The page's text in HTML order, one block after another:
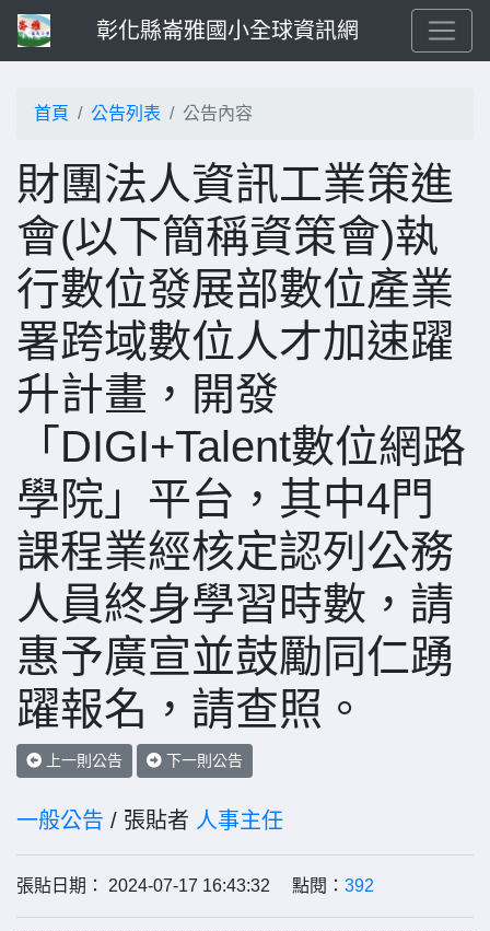
彰化縣崙雅國小全球資訊網
首頁 公告列表 公告內容
財團法人資訊工業策進
會(以下簡稱資策會)執
行數位發展部數位產業
署跨域數位人才加速躍
升計畫，開發
「DIGI+Talent數位網路
學院」平台，其中4門
課程業經核定認列公務
人員終身學習時數，請
惠予廣宣並鼓勵同仁踴
躍報名，請查照。
上一則公告 下一則公告
一般公告 / 張貼者 人事主任
張貼日期： 2024-07-17 16:43:32 點閱： 392